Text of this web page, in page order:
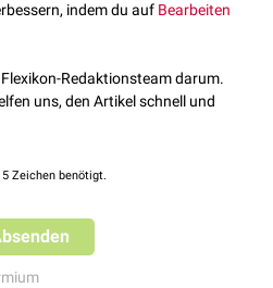
andauert. Die Ladungsänderung
länger wirksamen
Zeit automatisch
dieZona pellucida
indem du auf Bearbeiten
Redaktionsteam darum.
uns, den Artikel schnell und
Zeichen benötigt.